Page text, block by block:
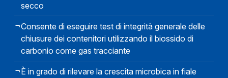
secco
Consente di eseguire test di integrità generale delle
chiusure dei contenitori utilizzando il biossido di
carbonio come gas tracciante
È in grado di rilevare la crescita microbica in fiale